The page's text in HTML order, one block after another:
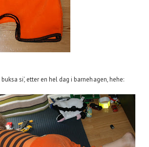
si', etter en hel dag i barnehagen, hehe: